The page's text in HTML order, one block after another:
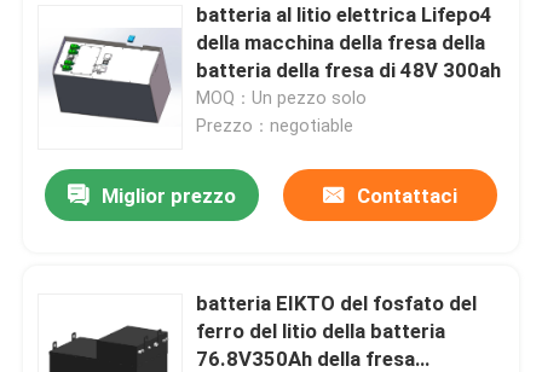
batteria al litio elettrica Lifepo4
della macchina della fresa della
batteria della fresa di 48V 300ah
MOQ：Un pezzo solo
Prezzo：negotiable
Miglior prezzo Contattaci
batteria EIKTO del fosfato del
ferro del litio della batteria
76.8V350Ah della fresa